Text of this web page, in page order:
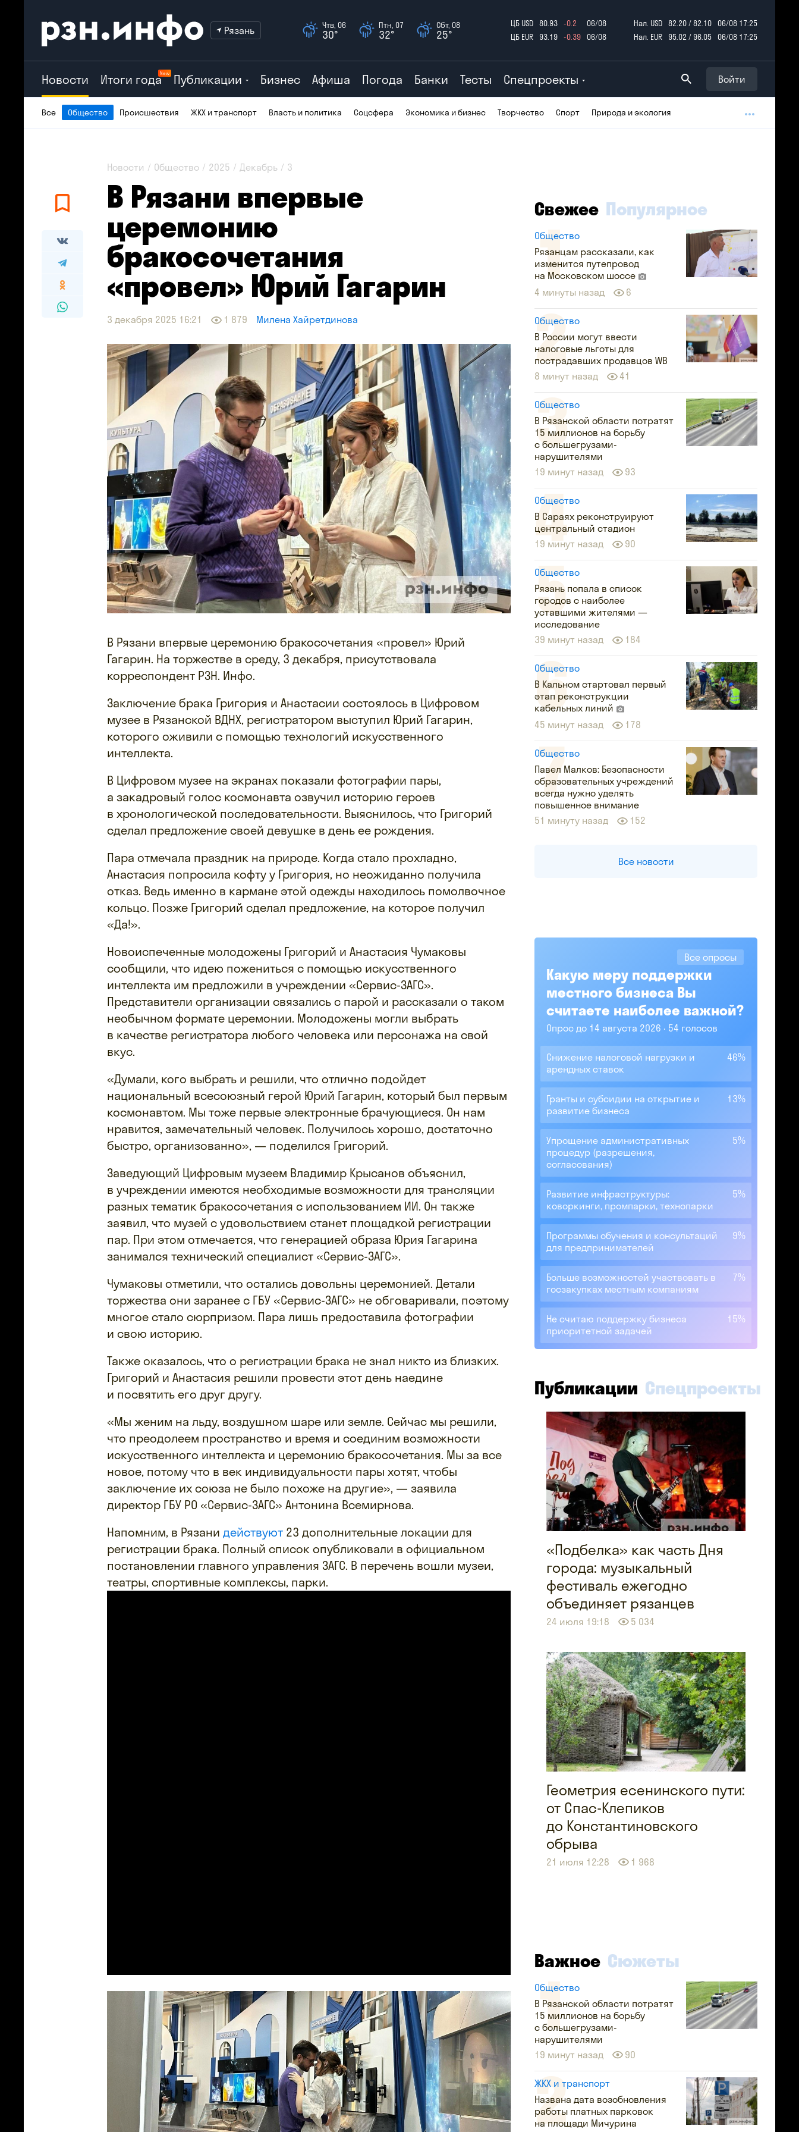
Рязань Чтв, 06
30°
Птн, 07
32°
Сбт, 08
25°
ЦБ USD 80.93 -0.2
06/08
ЦБ EUR
93.19 -0.39 06/08
Нал. USD 82.20 / 82.10
06/08 17:25
Нал. EUR
95.02 / 96.05 06/08 17:25
Новости Итоги годаNew Публикации Бизнес Афиша Погода Банки Тесты Спецпроекты Войти
Все Общество Происшествия ЖКХ и транспорт Власть и политика Соцсфера Экономика и бизнес Творчество Спорт Природа и экология
Новости Общество 2025 Декабрь 3
В Рязани впервые
церемонию
бракосочетания
«провел» Юрий Гагарин
3 декабря 2025 16:21 1 879 Милена Хайретдинова
В Рязани впервые церемонию бракосочетания «провел» Юрий
Гагарин. На торжестве в среду, 3 декабря, присутствовала
корреспондент РЗН. Инфо.
Заключение брака Григория и Анастасии состоялось в Цифровом
музее в Рязанской ВДНХ, регистратором выступил Юрий Гагарин,
которого оживили с помощью технологий искусственного
интеллекта.
В Цифровом музее на экранах показали фотографии пары,
а закадровый голос космонавта озвучил историю героев
в хронологической последовательности. Выяснилось, что Григорий
сделал предложение своей девушке в день ее рождения.
Пара отмечала праздник на природе. Когда стало прохладно,
Анастасия попросила кофту у Григория, но неожиданно получила
отказ. Ведь именно в кармане этой одежды находилось помолвочное
кольцо. Позже Григорий сделал предложение, на которое получил
«Да!».
Новоиспеченные молодожены Григорий и Анастасия Чумаковы
сообщили, что идею пожениться с помощью искусственного
интеллекта им предложили в учреждении «Сервис-ЗАГС».
Представители организации связались с парой и рассказали о таком
необычном формате церемонии. Молодожены могли выбрать
в качестве регистратора любого человека или персонажа на свой
вкус.
«Думали, кого выбрать и решили, что отлично подойдет
национальный всесоюзный герой Юрий Гагарин, который был первым
космонавтом. Мы тоже первые электронные брачующиеся. Он нам
нравится, замечательный человек. Получилось хорошо, достаточно
быстро, организованно», — поделился Григорий.
Заведующий Цифровым музеем Владимир Крысанов объяснил,
в учреждении имеются необходимые возможности для трансляции
разных тематик бракосочетания с использованием ИИ. Он также
заявил, что музей с удовольствием станет площадкой регистрации
пар. При этом отмечается, что генерацией образа Юрия Гагарина
занимался технический специалист «Сервис-ЗАГС».
Чумаковы отметили, что остались довольны церемонией. Детали
торжества они заранее с ГБУ «Сервис-ЗАГС» не обговаривали, поэтому
многое стало сюрпризом. Пара лишь предоставила фотографии
и свою историю.
Также оказалось, что о регистрации брака не знал никто из близких.
Григорий и Анастасия решили провести этот день наедине
и посвятить его друг другу.
«Мы женим на льду, воздушном шаре или земле. Сейчас мы решили,
что преодолеем пространство и время и соединим возможности
искусственного интеллекта и церемонию бракосочетания. Мы за все
новое, потому что в век индивидуальности пары хотят, чтобы
заключение их союза не было похоже на другие», — заявила
директор ГБУ РО «Сервис-ЗАГС» Антонина Всемирнова.
Напомним, в Рязани действуют 23 дополнительные локации для
регистрации брака. Полный список опубликовали в официальном
постановлении главного управления ЗАГС. В перечень вошли музеи,
театры, спортивные комплексы, парки.
Свежее Популярное
Общество
Рязанцам рассказали, как
изменится путепровод
на Московском шоссе
4 минуты назад
6
Общество
В России могут ввести
налоговые льготы для
пострадавших продавцов WB
8 минут назад
41
Общество
В Рязанской области потратят
15 миллионов на борьбу
с большегрузами-
нарушителями
19 минут назад
93
Общество
В Сараях реконструируют
центральный стадион
19 минут назад
90
Общество
Рязань попала в список
городов с наиболее
уставшими жителями —
исследование
39 минут назад
184
Общество
В Кальном стартовал первый
этап реконструкции
кабельных линий
45 минут назад
178
Общество
Павел Малков: Безопасности
образовательных учреждений
всегда нужно уделять
повышенное внимание
51 минуту назад
152
Все новости
Все опросы
Какую меру поддержки
местного бизнеса Вы
считаете наиболее важной?
Опрос до 14 августа 2026 54 голосов
Снижение налоговой нагрузки и
арендных ставок
46%
Гранты и субсидии на открытие и
развитие бизнеса
13%
Упрощение административных
процедур (разрешения,
согласования)
5%
Развитие инфраструктуры:
коворкинги, промпарки, технопарки
5%
Программы обучения и консультаций
для предпринимателей
9%
Больше возможностей участвовать в
госзакупках местным компаниям
7%
Не считаю поддержку бизнеса
приоритетной задачей
15%
Публикации Спецпроекты
«Подбелка» как часть Дня
города: музыкальный
фестиваль ежегодно
объединяет рязанцев
24 июля 19:18 5 034
Геометрия есенинского пути:
от Спас-Клепиков
до Константиновского
обрыва
21 июля 12:28 1 968
Важное Сюжеты
Общество
В Рязанской области потратят
15 миллионов на борьбу
с большегрузами-
нарушителями
19 минут назад
90
ЖКХ и транспорт
Названа дата возобновления
работы платных парковок
на площади Мичурина